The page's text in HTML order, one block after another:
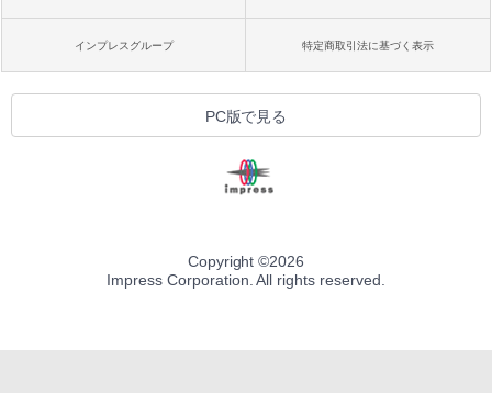
インプレスグループ 特定商取引法に基づく表示
PC版で見る
Copyright ©2026
Impress Corporation. All rights reserved.